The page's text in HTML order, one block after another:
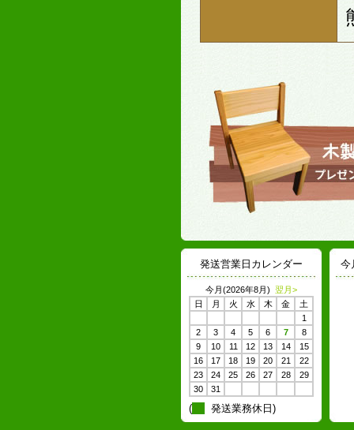
発送営業日カレンダー
今月(2026年8月) 翌月>
日
月 火 水 木 金
土
1
2
3 4 5 6 7
8
9
10 11 12 13 14
15
16
17 18 19 20 21
22
23
24 25 26 27 28
29
30
31
( 発送業務休日)
今